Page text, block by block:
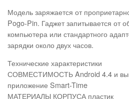
Модель заряжается от
Pogo-Pin. Гаджет запитывается от
компьютера или стандартного
зарядки около двух часов.
Технические характеристики
СОВМЕСТИМОСТЬ Android 4.4 и
приложение Smart-Time
МАТЕРИАЛЫ КОРПУСА пластик